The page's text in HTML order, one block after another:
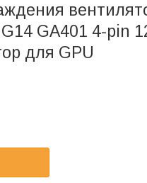
GA401 4-pin
для GPU